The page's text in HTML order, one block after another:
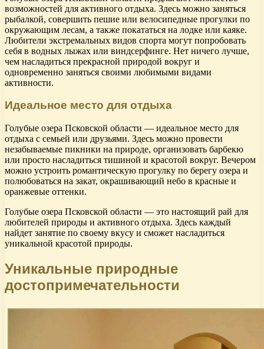
возможностей для активного отдыха. Здесь можно заняться
рыбалкой, совершить пешие или велосипедные прогулки по
окружающим лесам, а также покататься на лодке или каяке.
Любители экстремальных видов спорта могут попробовать
себя в водных лыжах или виндсерфинге. Нет ничего лучше,
чем насладиться прекрасной природой вокруг и
одновременно заняться своими любимыми видами
активности.
Идеальное место для отдыха
Голубые озера Псковской области — идеальное место для
отдыха с семьей или друзьями. Здесь можно провести
незабываемые пикники на природе, организовать барбекю
или просто насладиться тишиной и красотой вокруг. Вечером
можно устроить романтическую прогулку по берегу озера и
полюбоваться на закат, окрашивающий небо в красные и
оранжевые оттенки.
Голубые озера Псковской области — это настоящий рай для
любителей природы и активного отдыха. Здесь каждый
найдет занятие по своему вкусу и сможет насладиться
уникальной красотой природы.
Уникальные природные
достопримечательности